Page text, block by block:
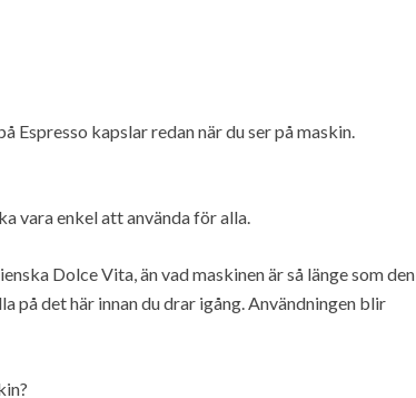
kapslar redan när du ser på maskin.
vara enkel att använda för alla.
Dolce Vita, än vad maskinen är så länge som den
på det här innan du drar igång. Användningen blir